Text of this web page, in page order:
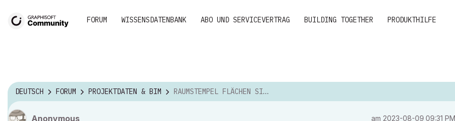
FORUM WISSENSDATENBANK ABO UND SERVICEVERTRAG BUILDING TOGETHER PRODUKTHILFE
DEUTSCH FORUM PROJEKTDATEN & BIM RAUMSTEMPEL FLÄCHEN SINNVOLL AUSLESEN
Anonymous am ‎2023-08-09 09:31 PM